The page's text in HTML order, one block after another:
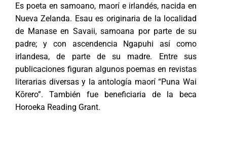
Es poeta en samoano, maorí e irlandés, nacida en
Nueva Zelanda. Esau es originaria de la localidad
de Manase en Savaii, samoana por parte de su
padre; y con ascendencia Ngapuhi así como
irlandesa, de parte de su madre. Entre sus
publicaciones figuran algunos poemas en revistas
literarias diversas y la antología maorí “Puna Wai
Kōrero”. También fue beneficiaria de la beca
Horoeka Reading Grant.